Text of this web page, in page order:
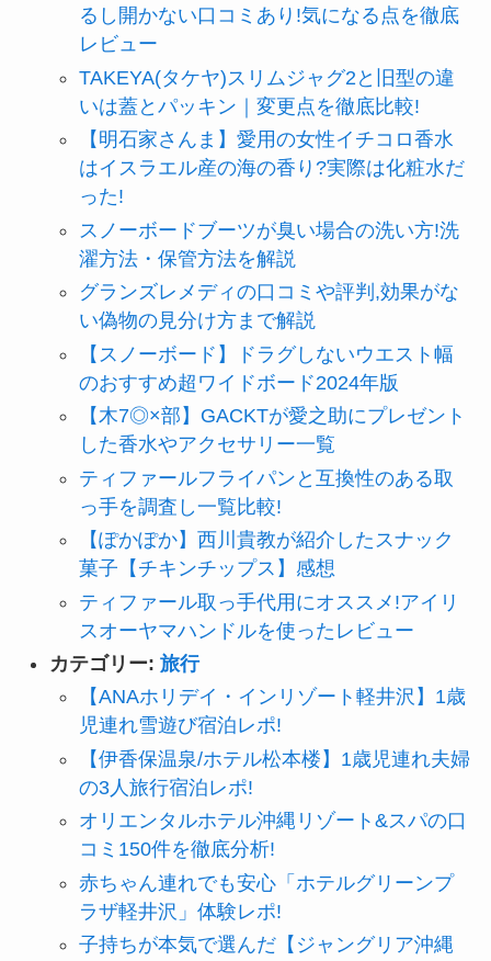
るし開かない口コミあり!気になる点を徹底
レビュー
TAKEYA(タケヤ)スリムジャグ2と旧型の違
いは蓋とパッキン｜変更点を徹底比較!
【明石家さんま】愛用の女性イチコロ香水
はイスラエル産の海の香り?実際は化粧水だ
った!
スノーボードブーツが臭い場合の洗い方!洗
濯方法・保管方法を解説
グランズレメディの口コミや評判,効果がな
い偽物の見分け方まで解説
【スノーボード】ドラグしないウエスト幅
のおすすめ超ワイドボード2024年版
【木7◎×部】GACKTが愛之助にプレゼント
した香水やアクセサリー一覧
ティファールフライパンと互換性のある取
っ手を調査し一覧比較!
【ぽかぽか】西川貴教が紹介したスナック
菓子【チキンチップス】感想
ティファール取っ手代用にオススメ!アイリ
スオーヤマハンドルを使ったレビュー
カテゴリー: 旅行
【ANAホリデイ・インリゾート軽井沢】1歳
児連れ雪遊び宿泊レポ!
【伊香保温泉/ホテル松本楼】1歳児連れ夫婦
の3人旅行宿泊レポ!
オリエンタルホテル沖縄リゾート&スパの口
コミ150件を徹底分析!
赤ちゃん連れでも安心「ホテルグリーンプ
ラザ軽井沢」体験レポ!
子持ちが本気で選んだ【ジャングリア沖縄